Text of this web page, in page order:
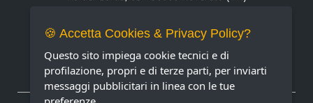
Fax +39 0464 430938
E-mail: marenga@marenga.it
Partita IVA IT02232370227
🍪 Accetta Cookies & Privacy Policy?
Questo sito impiega cookie tecnici e di
profilazione, propri e di terze parti, per inviarti
messaggi pubblicitari in linea con le tue